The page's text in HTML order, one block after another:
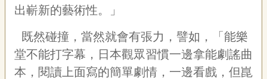
出嶄新的藝術性。」
既然碰撞，當然就會有張力，譬如，「能樂
堂不能打字幕，日本觀眾習慣一邊拿能劇謠曲
本，閱讀上面寫的簡單劇情，一邊看戲，但崑